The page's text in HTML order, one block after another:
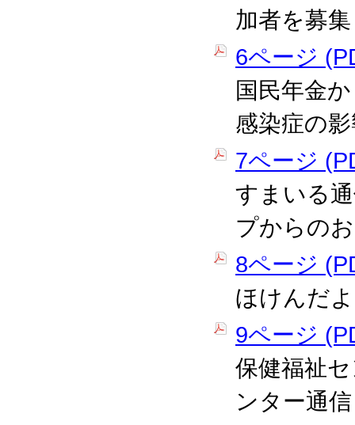
加者を募
6ページ
国民年金
感染症の
7ページ
すまいる
プからの
8ページ
ほけんだ
9ページ
保健福祉
ンター通信